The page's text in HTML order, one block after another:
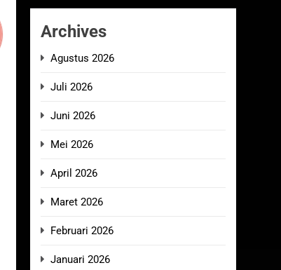
Archives
Agustus 2026
Juli 2026
Juni 2026
Mei 2026
April 2026
Maret 2026
Februari 2026
Januari 2026